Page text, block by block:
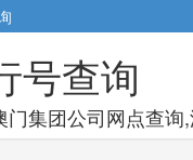
号查询
集团公司网点查